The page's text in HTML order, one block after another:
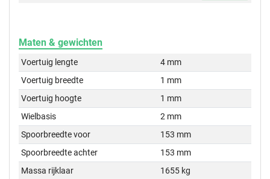
Maten & gewichten
Voertuig lengte
4 mm
Voertuig breedte
1 mm
Voertuig hoogte
1 mm
Wielbasis
2 mm
Spoorbreedte voor
153 mm
Spoorbreedte achter
153 mm
Massa rijklaar
1655 kg